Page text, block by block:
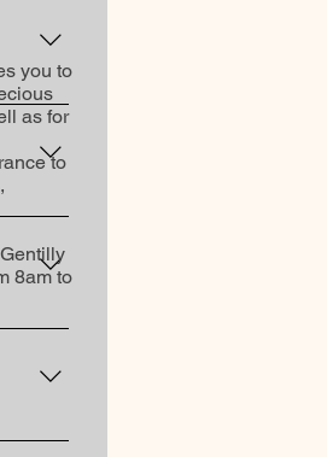
à
le
you to
as for
to
8am to